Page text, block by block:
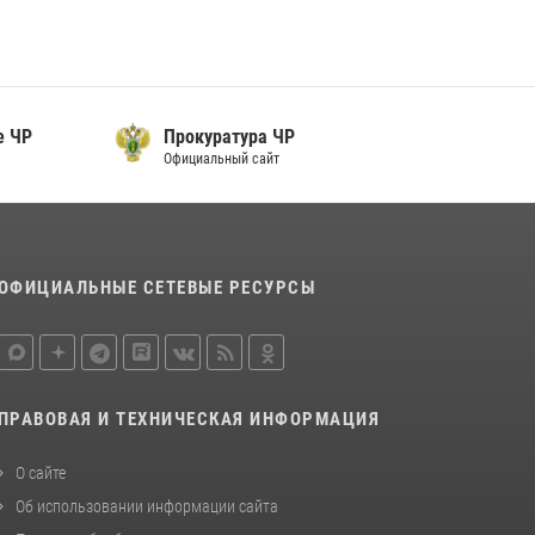
В Управлении Росгвардии по Чеченской
лекция, приуроченная к 10-летию ведомства
ЧР Прокуратура ЧР
Официальный сайт
СЕТЕВЫЕ РЕСУРСЫ
ПРАВОВАЯ И ТЕХНИЧЕСКАЯ ИНФОРМАЦИЯ
О сайте
Об использовании информации сайта